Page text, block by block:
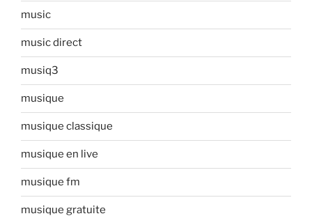
music
music direct
musiq3
musique
musique classique
musique en live
musique fm
musique gratuite